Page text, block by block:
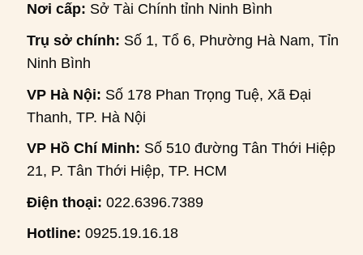
Nơi cấp: Sở Tài Chính tỉnh Ninh Bình
Trụ sở chính: Số 1, Tổ 6, Phường Hà Nam, Tỉnh
Ninh Bình
VP Hà Nội: Số 178 Phan Trọng Tuệ, Xã Đại
Thanh, TP. Hà Nội
VP Hồ Chí Minh: Số 510 đường Tân Thới Hiệp
21, P. Tân Thới Hiệp, TP. HCM
Điện thoại: 022.6396.7389
Hotline: 0925.19.16.18